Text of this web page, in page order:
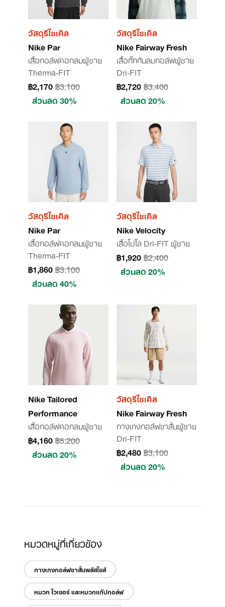
วัสดุรีไซเคิล
Nike Par
เสื้อกอล์ฟคอกลมผู้ชาย
Therma-FIT
฿2,170฿3,100
ส่วนลด 30%
วัสดุรีไซเคิล
Nike Fairway Fresh
เสื้อกั๊กกันลมกอล์ฟผู้ชาย
Dri-FIT
฿2,720฿3,400
ส่วนลด 20%
วัสดุรีไซเคิล
Nike Par
เสื้อกอล์ฟคอกลมผู้ชาย
Therma-FIT
฿1,860฿3,100
ส่วนลด 40%
วัสดุรีไซเคิล
Nike Velocity
เสื้อโปโล Dri-FIT ผู้ชาย
฿1,920฿2,400
ส่วนลด 20%
Nike Tailored
Performance
เสื้อกอล์ฟคอกลมผู้ชาย
฿4,160฿5,200
ส่วนลด 20%
วัสดุรีไซเคิล
Nike Fairway Fresh
กางเกงกอล์ฟขาสั้นผู้ชาย
Dri-FIT
฿2,480฿3,100
ส่วนลด 20%
หมวดหมู่ที่เกี่ยวข้อง
กางเกงกอล์ฟขาสั้นพลัสไซส์
หมวก ไวเซอร์ และหมวกแก๊ปกอล์ฟ